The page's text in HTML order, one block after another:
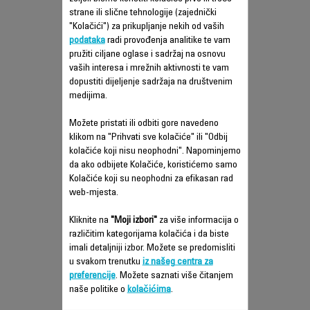
PURE AIR ESSENTIAL
PROČIŠČIVAĆ ZRAKA PU2530
Vaša zaštita od onečišćenja zraka
Uporedi
strane ili slične tehnologije (zajednički
"Kolačići") za prikupljanje nekih od vaših
podatakaradi provođenja analitike te vam
pružiti ciljane oglase i sadržaj na osnovu
vaših interesa i mrežnih aktivnosti te vam
dopustiti dijeljenje sadržaja na društvenim
medijima.
Možete pristati ili odbiti gore navedeno
klikom na "Prihvati sve kolačiće" ili "Odbij
kolačiće koji nisu neophodni". Napominjemo
da ako odbijete Kolačiće, koristićemo samo
Kolačiće koji su neophodni za efikasan rad
web-mjesta.
Kliknite na "Moji izbori"za više informacija o
različitim kategorijama kolačića i da biste
imali detaljniji izbor. Možete se predomisliti
u svakom trenutku iz našeg centra za
preferencije. Možete saznati više čitanjem
naše politike o kolačićima.